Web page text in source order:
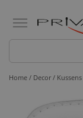
Home / Decor / Kussens